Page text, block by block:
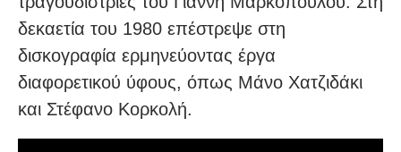
δεκαετία του 1980 επέστρεψε στη
δισκογραφία ερμηνεύοντας έργα
διαφορετικού ύφους, όπως Μάνο Χατζιδάκι
και Στέφανο Κορκολή.